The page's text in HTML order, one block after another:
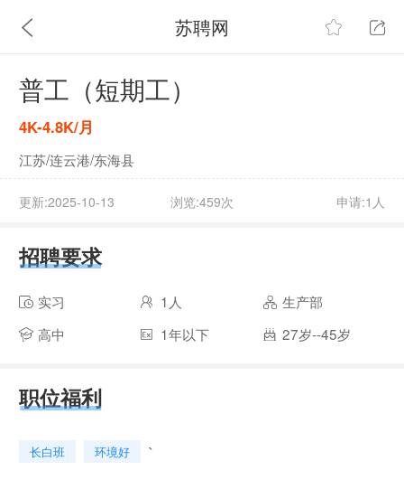
苏聘网
普工（短期工）
4K-4.8K/月
江苏/连云港/东海县
更新:2025-10-13 浏览:459次 申请:1人
招聘要求
实习 1人
生产部
高中
1年以下 27岁--45岁
职位福利
长白班 环境好 `